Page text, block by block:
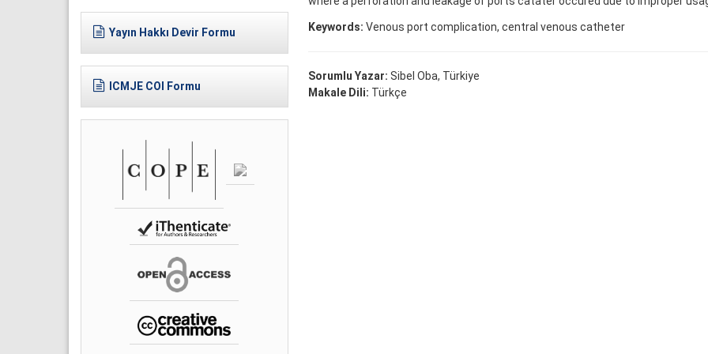
Yayın Hakkı Devir Formu
ICMJE COI Formu
Keywords: Venous port complication, central venous catheter
Sorumlu Yazar: Sibel Oba, Türkiye
Makale Dili: Türkçe